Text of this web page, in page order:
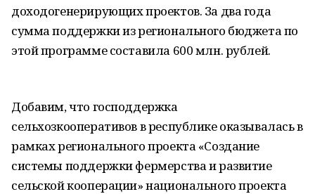
доходогенерирующих проектов. За два года
сумма поддержки из регионального бюджета по
этой программе составила 600 млн. рублей.
Добавим, что господдержка
сельхозкооперативов в республике оказывалась в
рамках регионального проекта «Создание
системы поддержки фермерства и развитие
сельской кооперации» национального проекта